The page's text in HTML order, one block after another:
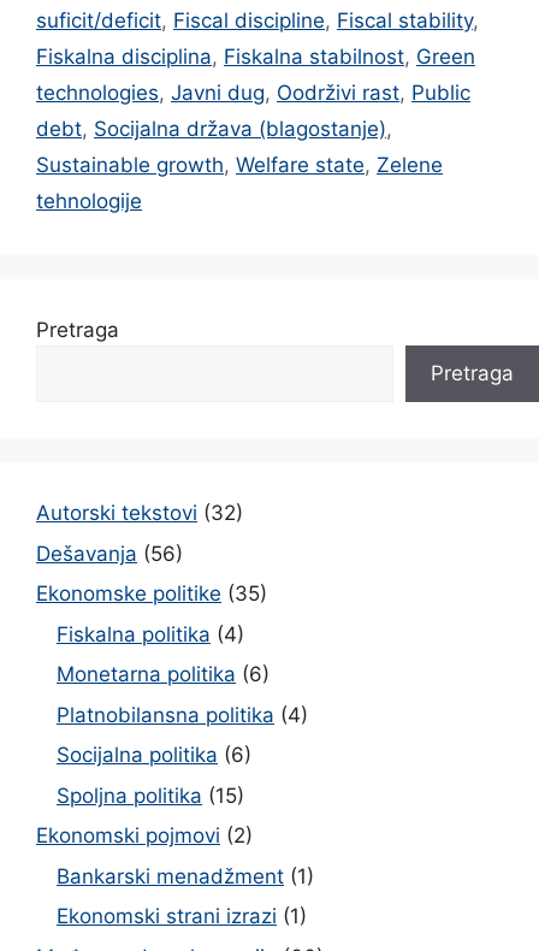
suficit/deficit, Fiscal discipline, Fiscal stability,
Fiskalna disciplina, Fiskalna stabilnost, Green
technologies, Javni dug, Oodrživi rast, Public
debt, Socijalna država (blagostanje),
Sustainable growth, Welfare state, Zelene
tehnologije
Pretraga
Pretraga
Autorski tekstovi (32)
Dešavanja (56)
Ekonomske politike (35)
Fiskalna politika (4)
Monetarna politika (6)
Platnobilansna politika (4)
Socijalna politika (6)
Spoljna politika (15)
Ekonomski pojmovi (2)
Bankarski menadžment (1)
Ekonomski strani izrazi (1)